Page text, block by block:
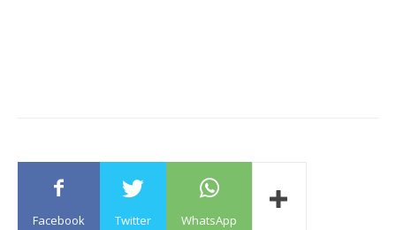
Facebook Twitter WhatsApp